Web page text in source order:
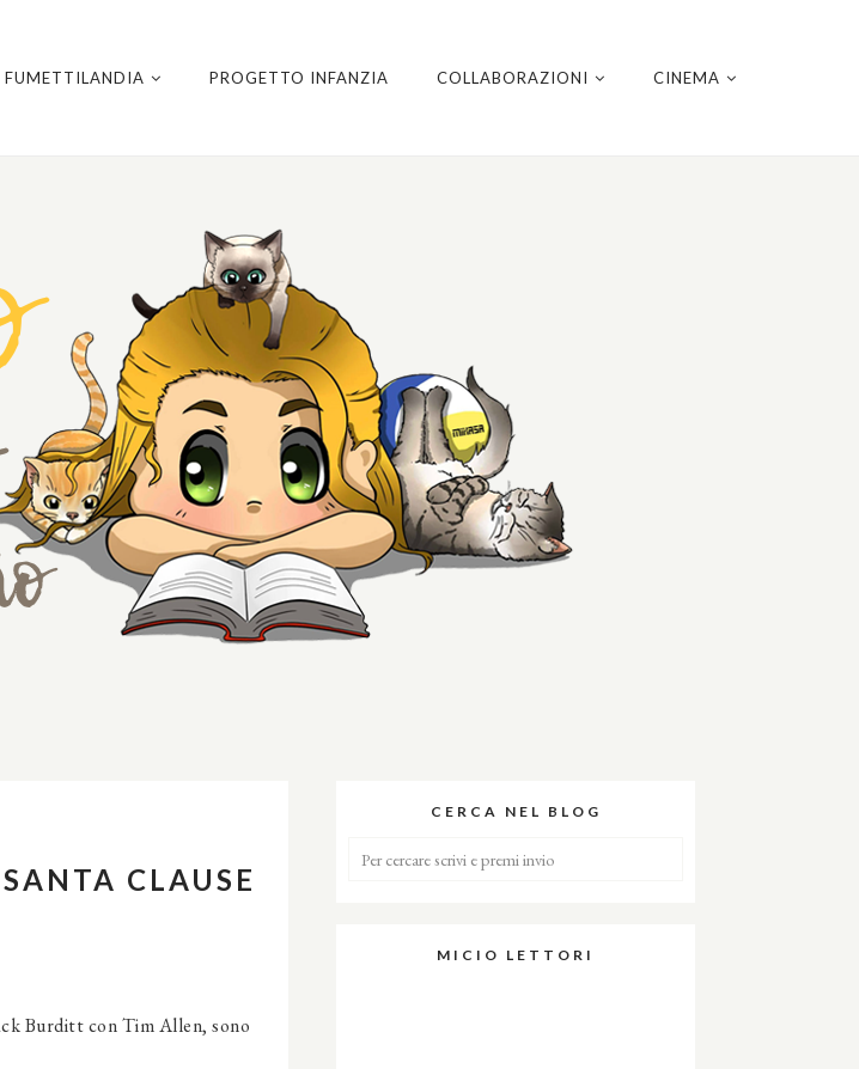
FUMETTILANDIA PROGETTO INFANZIA COLLABORAZIONI CINEMA
CLAUSE
Burditt con Tim Allen, sono
CERCA NEL BLOG
MICIO LETTORI